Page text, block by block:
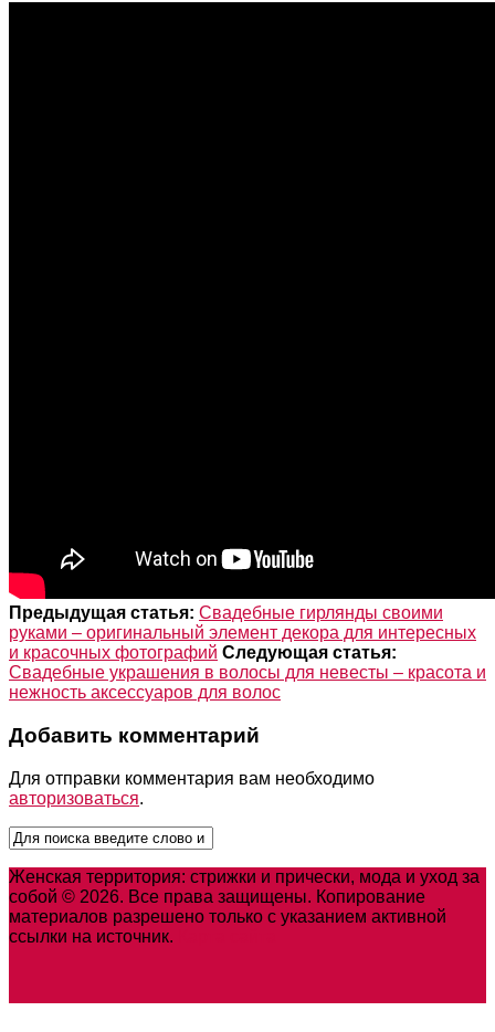
Предыдущая статья: Свадебные гирлянды своими
руками – оригинальный элемент декора для интересных
и красочных фотографий Следующая статья:
Свадебные украшения в волосы для невесты – красота и
нежность аксессуаров для волос
Добавить комментарий
Для отправки комментария вам необходимо
авторизоваться.
Женская территория: стрижки и прически, мода и уход за
собой © 2026. Все права защищены. Копирование
материалов разрешено только с указанием активной
ссылки на источник.